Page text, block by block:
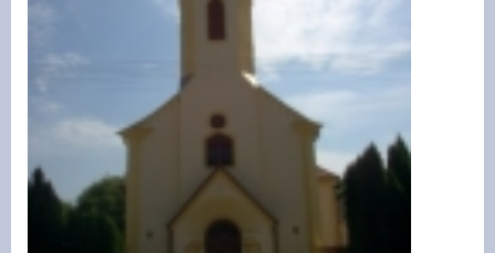
Gazdaság
Letölthető dokumentumok
Civil szervezetek